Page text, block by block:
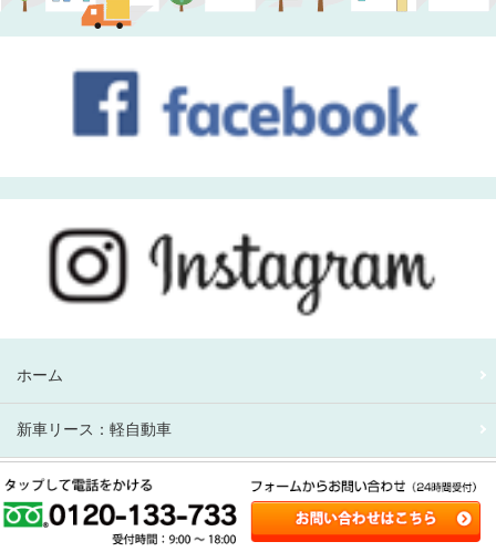
ホーム
新車リース：軽自動車
新車リース：アルファード